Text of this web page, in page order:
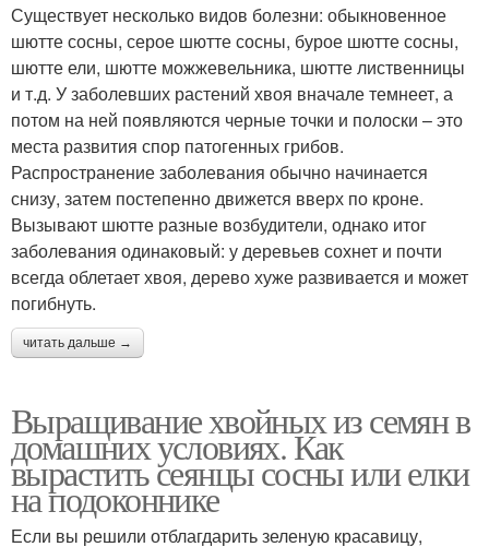
Существует несколько видов болезни: обыкновенное
шютте сосны, серое шютте сосны, бурое шютте сосны,
шютте ели, шютте можжевельника, шютте лиственницы
и т.д. У заболевших растений хвоя вначале темнеет, а
потом на ней появляются черные точки и полоски – это
места развития спор патогенных грибов.
Распространение заболевания обычно начинается
снизу, затем постепенно движется вверх по кроне.
Вызывают шютте разные возбудители, однако итог
заболевания одинаковый: у деревьев сохнет и почти
всегда облетает хвоя, дерево хуже развивается и может
погибнуть.
читать дальше →
Выращивание хвойных из семян в
домашних условиях. Как
вырастить сеянцы сосны или елки
на подоконнике
Если вы решили отблагдарить зеленую красавицу,